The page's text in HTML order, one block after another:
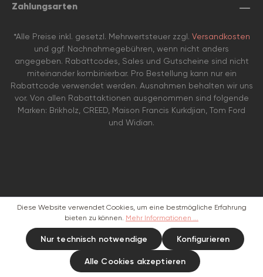
Zahlungsarten
*Alle Preise inkl. gesetzl. Mehrwertsteuer zzgl. Versandkosten
und ggf. Nachnahmegebühren, wenn nicht anders
angegeben. Rabattcodes, Sales und Gutscheine sind nicht
miteinander kombinierbar. Pro Bestellung kann nur ein
Rabattcode verwendet werden. Ausnahmen behalten wir uns
vor. Von allen Rabattaktionen ausgenommen sind folgende
Marken: Brikholz, CREED, Maison Francis Kurkdjian, Tom Ford
und Widian.
Diese Website verwendet Cookies, um eine bestmögliche Erfahrung
bieten zu können. Mehr Informationen ...
Nur technisch notwendige Konfigurieren
Alle Cookies akzeptieren